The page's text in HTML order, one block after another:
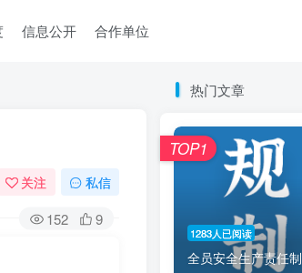
信息公开 合作单位
关注 私信
152 9
热门文章
1283人已阅读
全员安全生产责任制
TOP1
热门文章
1283人已阅读
全员安全生产责任制
TOP1